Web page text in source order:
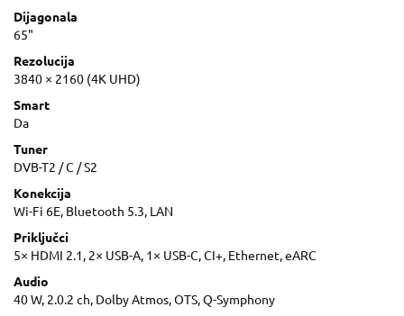
Dijagonala
65"
Rezolucija
3840 × 2160 (4K UHD)
Smart
Da
Tuner
DVB-T2 / C / S2
Konekcija
Wi-Fi 6E, Bluetooth 5.3, LAN
Priključci
5× HDMI 2.1, 2× USB-A, 1× USB-C, CI+, Ethernet, eARC
Audio
40 W, 2.0.2 ch, Dolby Atmos, OTS, Q-Symphony